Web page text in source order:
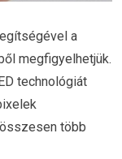
a
megfigyelhetjük.
technológiát
több